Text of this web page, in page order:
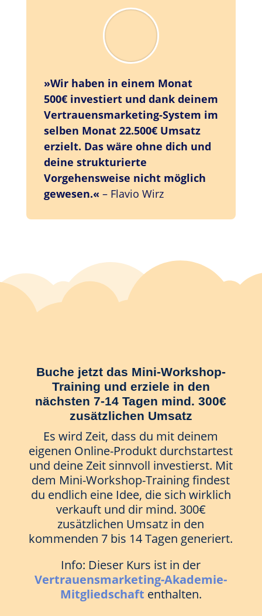
»Wir haben in einem Monat
500€ investiert und dank deinem
Vertrauensmarketing-System im
selben Monat 22.500€ Umsatz
erzielt. Das wäre ohne dich und
deine strukturierte
Vorgehensweise nicht möglich
gewesen.« – Flavio Wirz
Buche jetzt das Mini-Workshop-
Training und erziele in den
nächsten 7-14 Tagen mind. 300€
zusätzlichen Umsatz
Es wird Zeit, dass du mit deinem
eigenen Online-Produkt durchstartest
und deine Zeit sinnvoll investierst. Mit
dem Mini-Workshop-Training findest
du endlich eine Idee, die sich wirklich
verkauft und dir mind. 300€
zusätzlichen Umsatz in den
kommenden 7 bis 14 Tagen generiert.
Info: Dieser Kurs ist in der
Vertrauensmarketing-Akademie-
Mitgliedschaft enthalten.